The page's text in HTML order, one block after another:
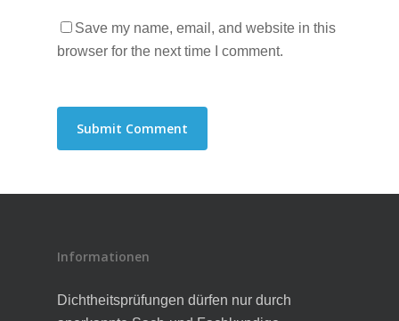
Save my name, email, and website in this
browser for the next time I comment.
Informationen
Dichtheitsprüfungen dürfen nur durch